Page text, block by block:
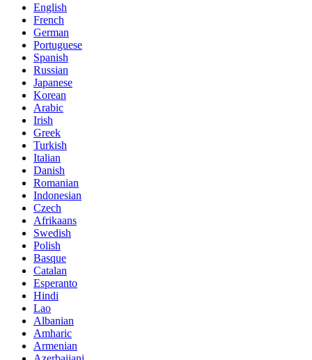
English
French
German
Portuguese
Spanish
Russian
Japanese
Korean
Arabic
Irish
Greek
Turkish
Italian
Danish
Romanian
Indonesian
Czech
Afrikaans
Swedish
Polish
Basque
Catalan
Esperanto
Hindi
Lao
Albanian
Amharic
Armenian